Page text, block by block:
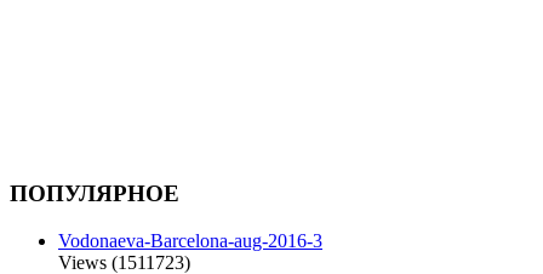
ПОПУЛЯРНОЕ
Vodonaeva-Barcelona-aug-2016-3
Views (1511723)